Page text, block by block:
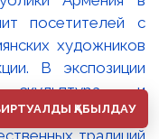
посетителей с
художников
В экспозиции
скульптура и
искусства,
ҚАБЫЛДАУ